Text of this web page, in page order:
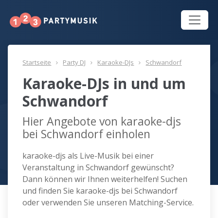
Startseite Party DJ Karaoke-DJs Schwandorf
Karaoke-DJs in und um
Schwandorf
Hier Angebote von karaoke-djs
bei Schwandorf einholen
karaoke-djs als Live-Musik bei einer
Veranstaltung in Schwandorf gewünscht?
Dann können wir Ihnen weiterhelfen! Suchen
und finden Sie karaoke-djs bei Schwandorf
oder verwenden Sie unseren Matching-Service.